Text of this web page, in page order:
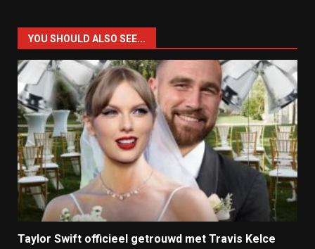
YOU SHOULD ALSO SEE...
Taylor Swift officieel getrouwd met Travis Kelce